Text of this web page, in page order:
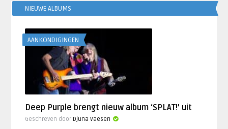
NIEUWE ALBUMS
AANKONDIGINGEN
Deep Purple brengt nieuw album ‘SPLAT!’ uit
Geschreven door Djuna Vaesen